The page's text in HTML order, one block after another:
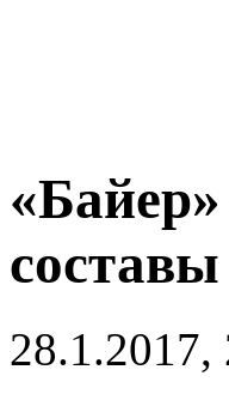
составы
28.1.2017,